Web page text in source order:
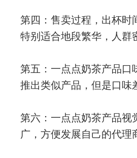
第四：售卖过程，出杯时
特别适合地段繁华，人群
第五：一点点奶茶产品口
推出类似产品，但是口味
第六：一点点奶茶产品视
广，方便发展自己的代理